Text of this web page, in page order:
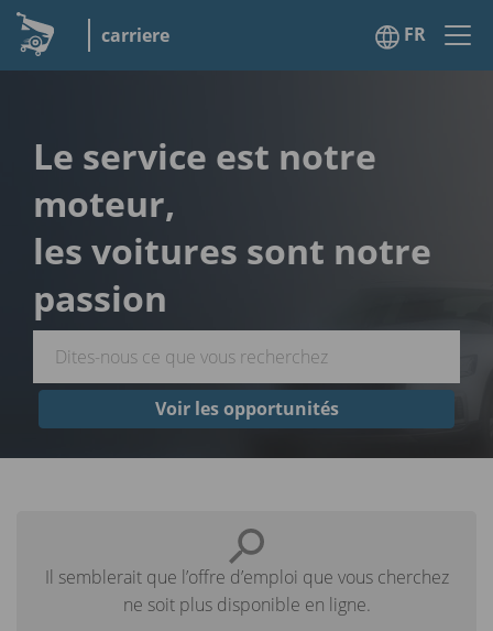
carriere FR
Le service est notre
moteur,
les voitures sont notre
passion
Voir les opportunités
Il semblerait que l’offre d’emploi que vous cherchez
ne soit plus disponible en ligne.